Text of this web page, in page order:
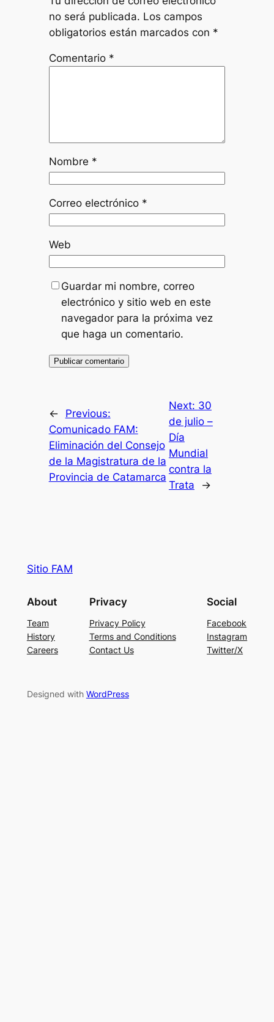
no será publicada. Los campos
obligatorios están marcados con *
Comentario *
Nombre *
Correo electrónico *
Web
Guardar mi nombre, correo
electrónico y sitio web en este
navegador para la próxima vez
que haga un comentario.
←
Previous:
Comunicado FAM:
Eliminación del Consejo
de la Magistratura de la
Provincia de Catamarca
Next: 30
de julio –
Día
Mundial
contra la
Trata
→
Sitio FAM
About
Team
History
Careers
Privacy
Privacy Policy
Terms and Conditions
Contact Us
Social
Facebook
Instagram
Twitter/X
Designed with WordPress